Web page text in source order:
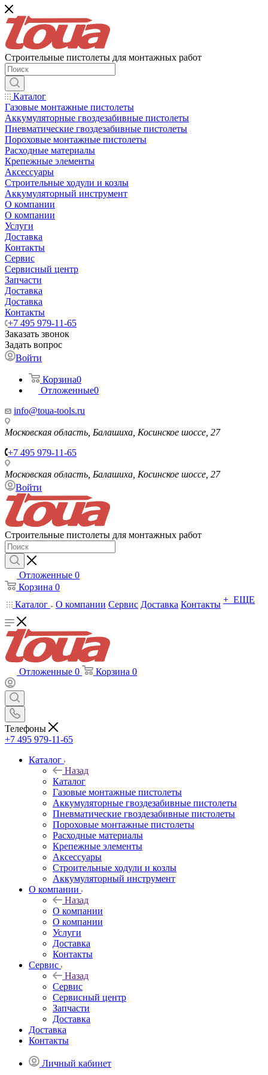
Строительные пистолеты для монтажных работ
Каталог
Газовые монтажные пистолеты
Аккумуляторные гвоздезабивные пистолеты
Пневматические гвоздезабивные пистолеты
Пороховые монтажные пистолеты
Расходные материалы
Крепежные элементы
Аксессуары
Строительные ходули и козлы
Аккумуляторный инструмент
О компании
О компании
Услуги
Доставка
Контакты
Сервис
Сервисный центр
Запчасти
Доставка
Доставка
Контакты
+7 495 979-11-65
Заказать звонок
Задать вопрос
Войти
Корзина0
Отложенные0
info@toua-tools.ru
Московская область, Балашиха, Косинское шоссе, 27
+7 495 979-11-65
Московская область, Балашиха, Косинское шоссе, 27
Войти
Строительные пистолеты для монтажных работ
Отложенные 0
Корзина 0
Каталог
О компании Сервис Доставка Контакты + ЕЩЕ
Отложенные 0 Корзина 0
Телефоны
+7 495 979-11-65
Каталог
Назад
Каталог
Газовые монтажные пистолеты
Аккумуляторные гвоздезабивные пистолеты
Пневматические гвоздезабивные пистолеты
Пороховые монтажные пистолеты
Расходные материалы
Крепежные элементы
Аксессуары
Строительные ходули и козлы
Аккумуляторный инструмент
О компании
Назад
О компании
О компании
Услуги
Доставка
Контакты
Сервис
Назад
Сервис
Сервисный центр
Запчасти
Доставка
Доставка
Контакты
Личный кабинет